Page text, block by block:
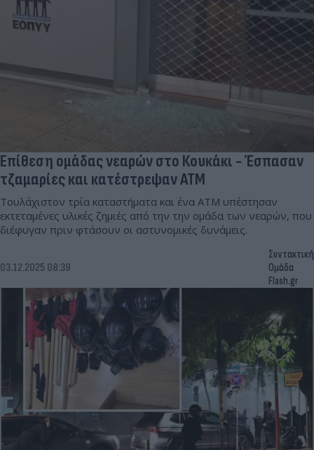
Επίθεση ομάδας νεαρών στο Κουκάκι - Έσπασαν
τζαμαρίες και κατέστρεψαν ATM
Τουλάχιστον τρία καταστήματα και ένα ATM υπέστησαν
εκτεταμένες υλικές ζημιές από την την ομάδα των νεαρών, που
διέφυγαν πριν φτάσουν οι αστυνομικές δυνάμεις.
03.12.2025 08:39
Συντακτική
Ομάδα
Flash.gr